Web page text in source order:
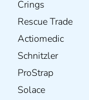
Crings
Rescue Trade
Actiomedic
Schnitzler
ProStrap
Solace